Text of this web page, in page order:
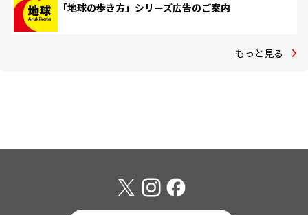
「地球の歩き方」シリーズ広告のご案内
もっと見る